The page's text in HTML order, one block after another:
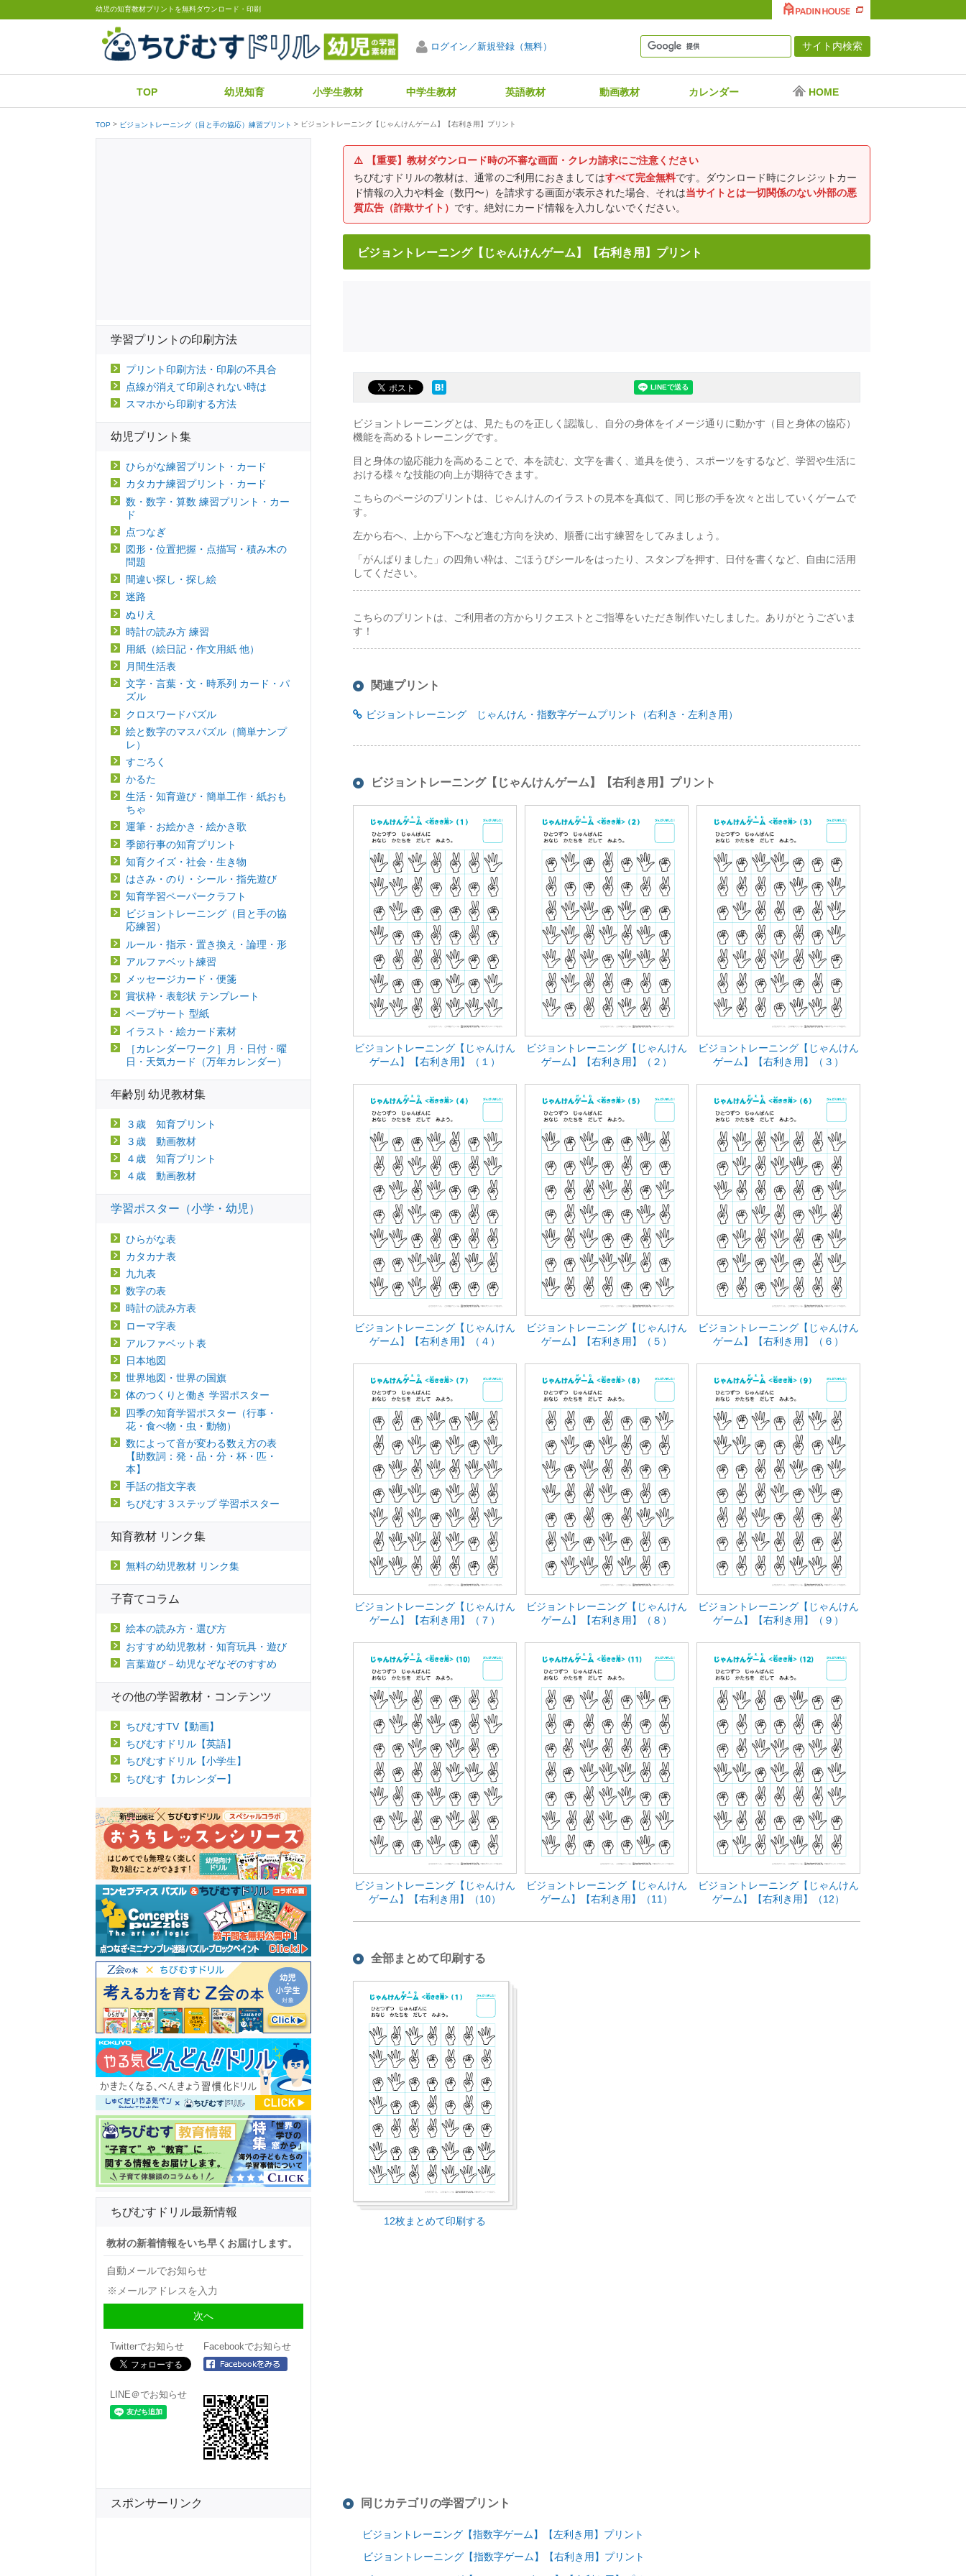
幼児の知育教材プリントを無料ダウンロード・印刷
ログイン／新規登録（無料）
TOP 幼児知育 小学生教材 中学生教材 英語教材 動画教材 カレンダー HOME
TOP ビジョントレーニング（目と手の協応）練習プリント ビジョントレーニング【じゃんけんゲーム】【右利き用】プリント
⚠️
【重要】教材ダウンロード時の不審な画面・クレカ請求にご注意ください
ちびむすドリルの教材は、通常のご利用におきましてはすべて完全無料です。ダウンロード時にクレジットカー
ド情報の入力や料金（数円〜）を請求する画面が表示された場合、それは当サイトとは一切関係のない外部の悪
質広告（詐欺サイト） です。絶対にカード情報を入力しないでください。
ビジョントレーニング【じゃんけんゲーム】【右利き用】プリント
ビジョントレーニングとは、見たものを正しく認識し、自分の身体をイメージ通りに動かす（目と身体の協応）
機能を高めるトレーニングです。
目と身体の協応能力を高めることで、本を読む、文字を書く、道具を使う、スポーツをするなど、学習や生活に
おける様々な技能の向上が期待できます。
こちらのページのプリントは、じゃんけんのイラストの見本を真似て、同じ形の手を次々と出していくゲームで
す。
左から右へ、上から下へなど進む方向を決め、順番に出す練習をしてみましょう。
「がんばりました」の四角い枠は、ごほうびシールをはったり、スタンプを押す、日付を書くなど、自由に活用
してください。
こちらのプリントは、ご利用者の方からリクエストとご指導をいただき制作いたしました。ありがとうございま
す！
関連プリント
ビジョントレーニング じゃんけん・指数字ゲームプリント（右利き・左利き用）
ビジョントレーニング【じゃんけんゲーム】【右利き用】プリント
ビジョントレーニング【じゃんけん
ゲーム】【右利き用】（１）
ビジョントレーニング【じゃんけん
ゲーム】【右利き用】（２）
ビジョントレーニング【じゃんけん
ゲーム】【右利き用】（３）
ビジョントレーニング【じゃんけん
ゲーム】【右利き用】（４）
ビジョントレーニング【じゃんけん
ゲーム】【右利き用】（５）
ビジョントレーニング【じゃんけん
ゲーム】【右利き用】（６）
ビジョントレーニング【じゃんけん
ゲーム】【右利き用】（７）
ビジョントレーニング【じゃんけん
ゲーム】【右利き用】（８）
ビジョントレーニング【じゃんけん
ゲーム】【右利き用】（９）
ビジョントレーニング【じゃんけん
ゲーム】【右利き用】（10）
ビジョントレーニング【じゃんけん
ゲーム】【右利き用】（11）
ビジョントレーニング【じゃんけん
ゲーム】【右利き用】（12）
全部まとめて印刷する
12枚まとめて印刷する
同じカテゴリの学習プリント
ビジョントレーニング【指数字ゲーム】【左利き用】プリント
ビジョントレーニング【指数字ゲーム】【右利き用】プリント
学習プリントの印刷方法
プリント印刷方法・印刷の不具合
点線が消えて印刷されない時は
スマホから印刷する方法
幼児プリント集
ひらがな練習プリント・カード
カタカナ練習プリント・カード
数・数字・算数 練習プリント・カー
ド
点つなぎ
図形・位置把握・点描写・積み木の
問題
間違い探し・探し絵
迷路
ぬりえ
時計の読み方 練習
用紙（絵日記・作文用紙 他）
月間生活表
文字・言葉・文・時系列 カード・パ
ズル
クロスワードパズル
絵と数字のマスパズル（簡単ナンプ
レ）
すごろく
かるた
生活・知育遊び・簡単工作・紙おも
ちゃ
運筆・お絵かき・絵かき歌
季節行事の知育プリント
知育クイズ・社会・生き物
はさみ・のり・シール・指先遊び
知育学習ペーパークラフト
ビジョントレーニング（目と手の協
応練習）
ルール・指示・置き換え・論理・形
アルファベット練習
メッセージカード・便箋
賞状枠・表彰状 テンプレート
ペープサート 型紙
イラスト・絵カード素材
［カレンダーワーク］月・日付・曜
日・天気カード（万年カレンダー）
年齢別 幼児教材集
３歳 知育プリント
３歳 動画教材
４歳 知育プリント
４歳 動画教材
学習ポスター（小学・幼児）
ひらがな表
カタカナ表
九九表
数字の表
時計の読み方表
ローマ字表
アルファベット表
日本地図
世界地図・世界の国旗
体のつくりと働き 学習ポスター
四季の知育学習ポスター（行事・
花・食べ物・虫・動物）
数によって音が変わる数え方の表
【助数詞：発・品・分・杯・匹・
本】
手話の指文字表
ちびむす３ステップ 学習ポスター
知育教材 リンク集
無料の幼児教材 リンク集
子育てコラム
絵本の読み方・選び方
おすすめ幼児教材・知育玩具・遊び
言葉遊び－幼児なぞなぞのすすめ
その他の学習教材・コンテンツ
ちびむすTV【動画】
ちびむすドリル【英語】
ちびむすドリル【小学生】
ちびむす【カレンダー】
ちびむすドリル最新情報
教材の新着情報をいち早くお届けします。
自動メールでお知らせ
Twitterでお知らせ Facebookでお知らせ
LINE＠でお知らせ
スポンサーリンク